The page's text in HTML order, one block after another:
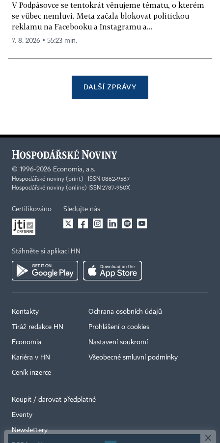
V Podpásovce se tentokrát věnujeme tématu, o kterém
se vůbec nemluví. Meta začala blokovat politickou
reklamu na Facebooku a Instagramu a...
7. 8. 2026 ▪ 55:23 min.
DALŠÍ ZPRÁVY
© 1996-2026 Economia, a.s.
Hospodářské noviny (print) ISSN 0862-9587
Hospodářské noviny (online) ISSN 2787-950X
Certifikováno Sledujte nás
Stáhněte si aplikaci HN
Kontakty
Tiráž redakce HN
Economia
Kariéra v HN
Ceník inzerce
Ochrana osobních údajů
Prohlášení o cookies
Nastavení soukromí
Všeobecné smluvní podmínky
Koupit / darovat předplatné
Eventy
Newslettery